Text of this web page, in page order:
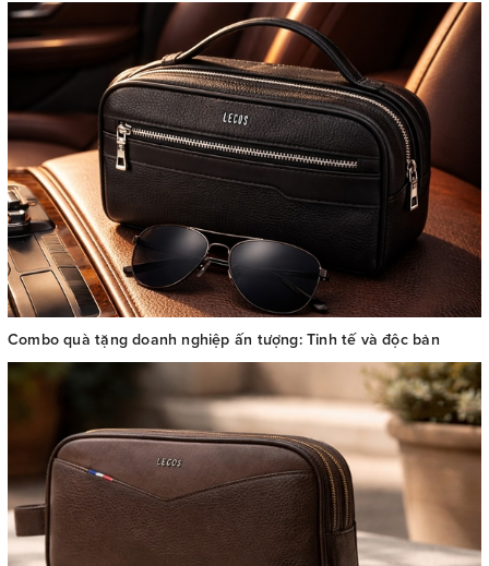
Combo quà tặng doanh nghiệp ấn tượng: Tinh tế và độc bản